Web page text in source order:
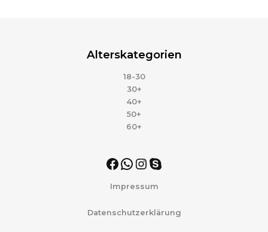
Alterskategorien
18-30
30+
40+
50+
60+
Impressum
Datenschutzerklärung